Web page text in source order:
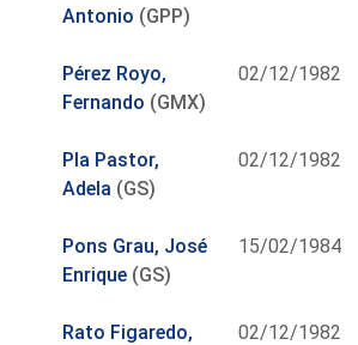
Antonio (GPP)
Pérez Royo,
Fernando (GMX)
02/12/1982
Pla Pastor,
Adela (GS)
02/12/1982
Pons Grau, José
Enrique (GS)
15/02/1984
Rato Figaredo,
02/12/1982